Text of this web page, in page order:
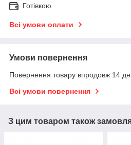
Готівкою
Всі умови оплати
Умови повернення
Повернення товару впродовж 14
Всі умови повернення
З цим товаром також